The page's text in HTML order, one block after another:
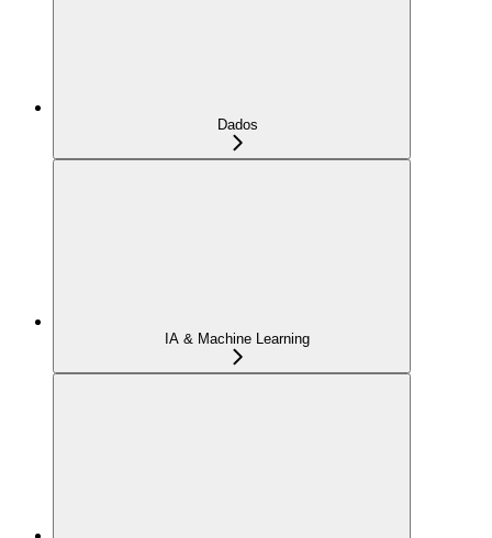
Dados
IA & Machine Learning